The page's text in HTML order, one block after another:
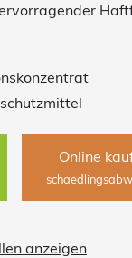
auch für
Online
anzeigen